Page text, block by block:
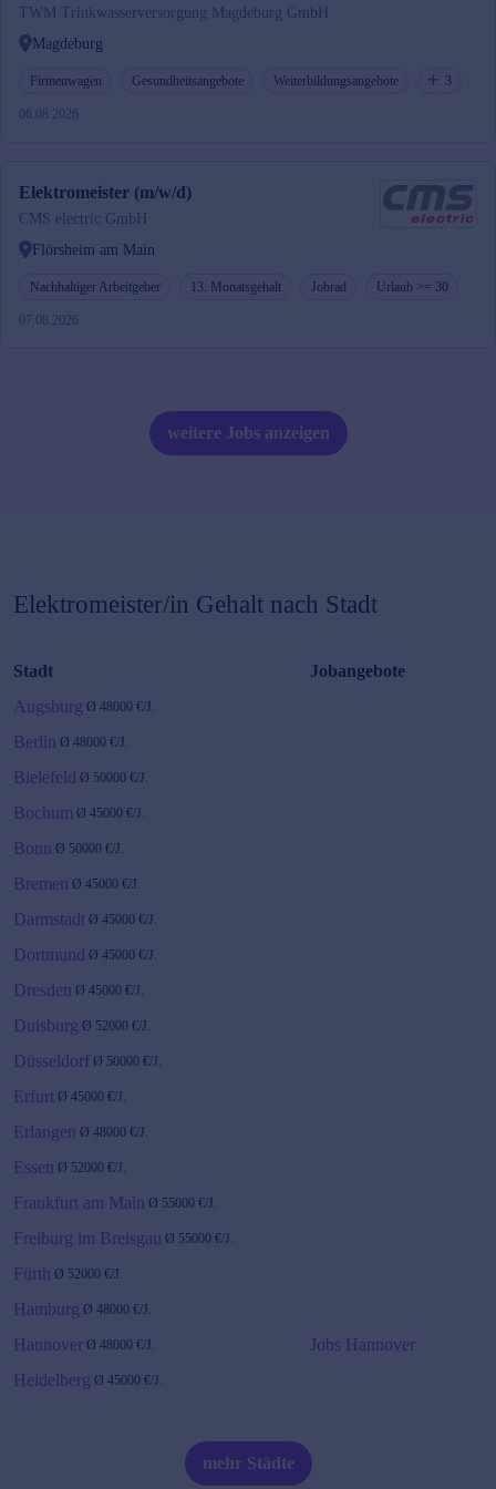
TWM Trinkwasserversorgung Magdeburg GmbH
Magdeburg
Firmenwagen Gesundheitsangebote Weiterbildungsangebote 3
06.08.2026
Elektromeister (m/w/d)
CMS electric GmbH
Flörsheim am Main
Nachhaltiger Arbeitgeber 13. Monatsgehalt Jobrad Urlaub >= 30
07.08.2026
weitere Jobs anzeigen
Elektromeister/in Gehalt nach Stadt
Stadt
Jobangebote
Augsburg Ø 48000 €/J.
Berlin Ø 48000 €/J.
Bielefeld Ø 50000 €/J.
Bochum Ø 45000 €/J.
Bonn Ø 50000 €/J.
Bremen Ø 45000 €/J.
Darmstadt Ø 45000 €/J.
Dortmund Ø 45000 €/J.
Dresden Ø 45000 €/J.
Duisburg Ø 52000 €/J.
Düsseldorf Ø 50000 €/J.
Erfurt Ø 45000 €/J.
Erlangen Ø 48000 €/J.
Essen Ø 52000 €/J.
Frankfurt am Main Ø 55000 €/J.
Freiburg im Breisgau Ø 55000 €/J.
Fürth Ø 52000 €/J.
Hamburg Ø 48000 €/J.
Hannover Ø 48000 €/J.
Jobs Hannover
Heidelberg Ø 45000 €/J.
mehr Städte